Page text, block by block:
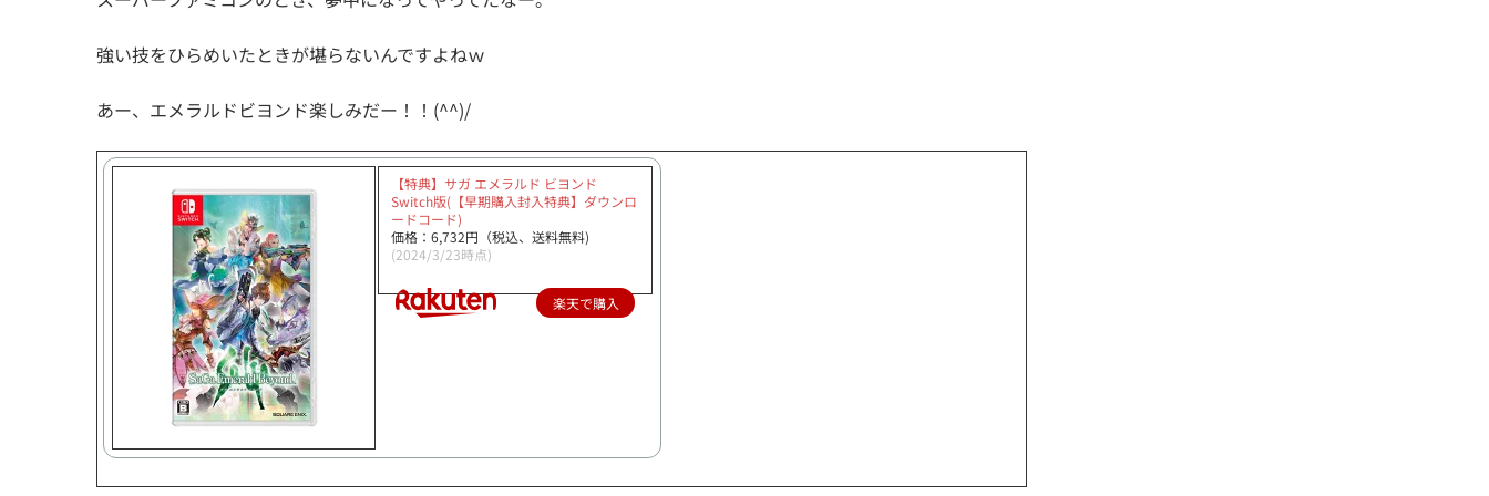
強い技をひらめいたときが堪らないんですよねｗ
あー、エメラルドビヨンド楽しみだー！！(^^)/
【特典】サガ エメラルド ビヨンド
Switch版(【早期購入封入特典】ダウンロ
ードコード)
価格：6,732円（税込、送料無料)
(2024/3/23時点)
楽天で購入